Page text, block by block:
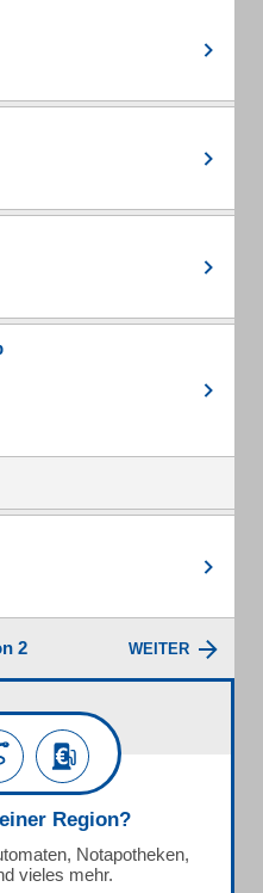
2 WEITER
Region?
Notapotheken,
vieles mehr.